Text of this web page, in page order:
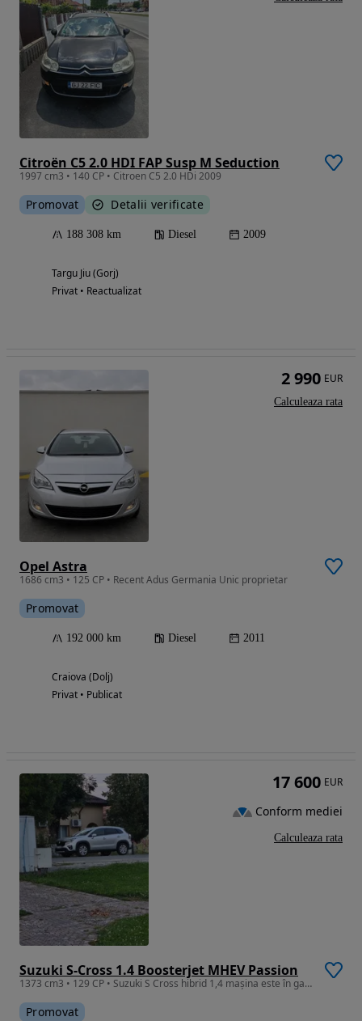
Citroën C5 2.0 HDI FAP Susp M Seduction
1997 cm3 • 140 CP • Citroen C5 2.0 HDi 2009
Promovat Detalii verificate
188 308 km Diesel 2009
Targu Jiu (Gorj)
Privat • Reactualizat
Opel Astra
1686 cm3 • 125 CP • Recent Adus Germania Unic proprietar
Promovat
192 000 km Diesel 2011
Craiova (Dolj)
Privat • Publicat
2 990 EUR
Calculeaza rata
Suzuki S-Cross 1.4 Boosterjet MHEV Passion
1373 cm3 • 129 CP • Suzuki S Cross hibrid 1,4 mașina este în garanție! Are 130 cp !
Promovat
17 600 EUR
Conform mediei
Calculeaza rata